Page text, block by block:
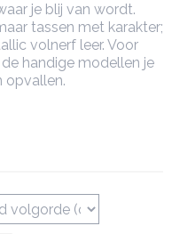
je blij van wordt.
tassen met karakter;
volnerf leer. Voor
handige modellen je
opvallen.